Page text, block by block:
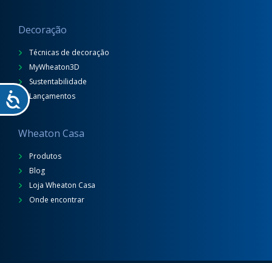
Decoração
Técnicas de decoração
MyWheaton3D
Sustentabilidade
Lançamentos
Wheaton Casa
Produtos
Blog
Loja Wheaton Casa
Onde encontrar